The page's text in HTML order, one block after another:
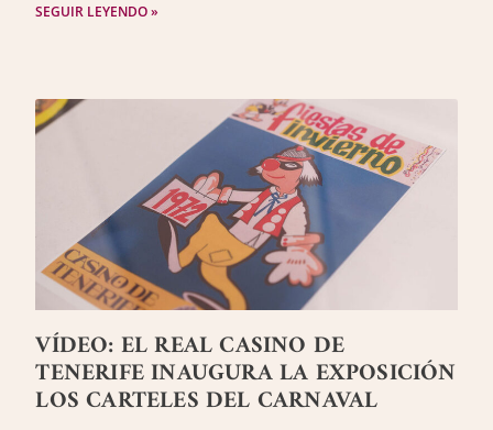
SEGUIR LEYENDO »
VÍDEO: EL REAL CASINO DE
TENERIFE INAUGURA LA EXPOSICIÓN
LOS CARTELES DEL CARNAVAL